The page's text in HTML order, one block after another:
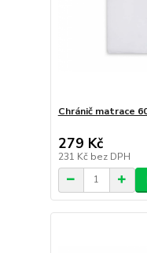
Chránič matrace
279 Kč
231 Kč bez DPH